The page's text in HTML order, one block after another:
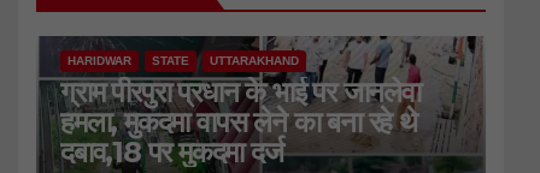
HARIDWAR STATE UTTARAKHAND
ग्राम पीरपुरा प्रधान के भाई पर जानलेवा
हमला, मुकदमा वापस लेने का बना रहे थे
दबाव,18 पर मुकदमा दर्ज